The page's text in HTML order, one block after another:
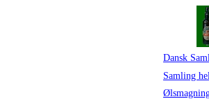
Dansk
Samling